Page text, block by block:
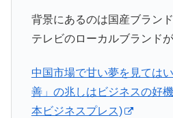
背景にあるのは国産ブラン
テレビのローカルブランド
中国市場で甘い夢を見ては
善」の兆しはビジネスの好
本ビジネスプレス)